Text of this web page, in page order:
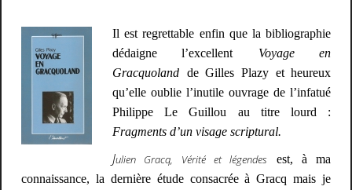
Il est regrettable enfin que la bibliographie
dédaigne l’excellent
Voyage en
Gracquoland de Gilles Plazy et heureux
qu’elle oublie l’inutile ouvrage de l’infatué
Philippe Le Guillou au titre lourd :
Fragments d’un visage scriptural.
Julien Gracq, Vérité et légendes
est, à ma
connaissance, la dernière étude consacrée à Gracq mais je